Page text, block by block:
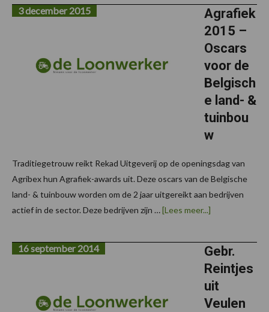
Agrafiek-
awards
Agrafiek
2015 –
Oscars
voor de
Belgisch
e land- &
tuinbou
w
3 december 2015
Traditiegetrouw reikt Rekad Uitgeverij op de openingsdag van
Agribex hun Agrafiek-awards uit. Deze oscars van de Belgische
land- & tuinbouw worden om de 2 jaar uitgereikt aan bedrijven
actief in de sector. Deze bedrijven zijn …[Lees meer...]
voor
de
Belgische
land-
&
tuinbouw
Gebr.
Reintjes
uit
Veulen
16 september 2014